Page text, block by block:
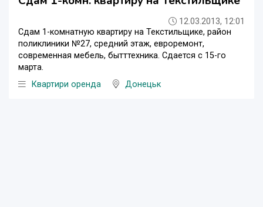
12.03.2013, 12:01
Сдам 1-комнатную квартиру на Текстильщике, район
поликлиники №27, средний этаж, евроремонт,
современная мебель, бытттехника. Сдается с 15-го
марта.
Квартири оренда
Донецьк